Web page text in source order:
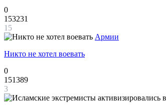
0
153231
15
Армии
Никто не хотел воевать
0
151389
3